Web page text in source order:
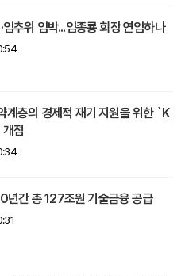
임추위 임박...임종룡 회장 연임하나
계층의 경제적 재기 지원을 위한 `K
점
년간 총 127조원 기술금융 공급